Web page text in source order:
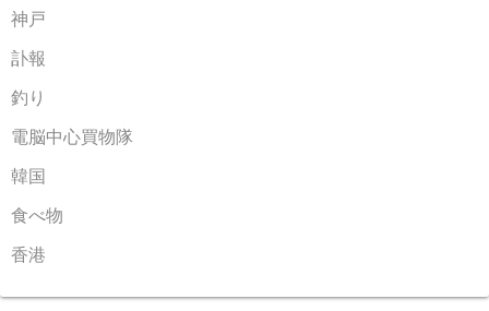
神戸
訃報
釣り
電脳中心買物隊
韓国
食べ物
香港